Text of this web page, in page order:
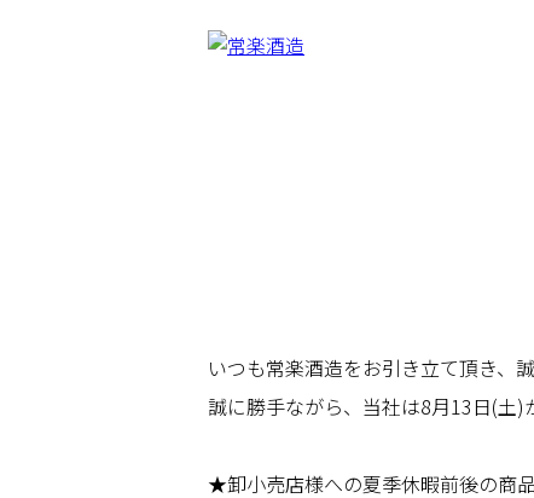
いつも常楽酒造をお引き立て頂き、
誠に勝手ながら、当社は8月13日(土)
★卸小売店様への夏季休暇前後の商